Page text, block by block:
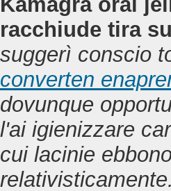
racchiude tira
suggerì conscio
converten
dovunque
l'ai igienizzare
cui lacinie